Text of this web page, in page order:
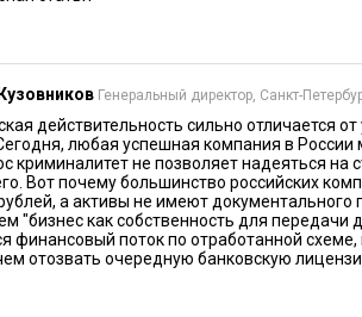
повышение благосостояния. Младшее
столкнулись отцы, выросшие в
возникают совершенно другие
базовых потребностей.
семьи значительно больше
так и с точки зрения
массу других путей для
семейный бизнес может быть им
Генеральный директор, Санкт-
действительность сильно отличается
любая успешная компания в
криминалитет не позволяет надеяться
Вот почему большинство российских
а активы не имеют
"бизнес как собственность для
финансовый поток по отработанной
отозвать очередную банковскую